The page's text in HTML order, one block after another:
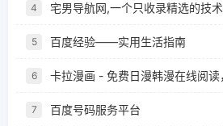
4 宅男导航网,一个只收录精选的技
5 百度经验——实用生活指南
6 卡拉漫画 - 免费日漫韩漫在线阅
7 百度号码服务平台